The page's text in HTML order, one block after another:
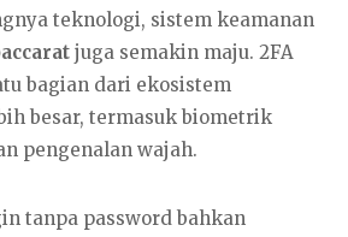
teknologi, sistem keamanan
juga semakin maju. 2FA
bagian dari ekosistem
besar, termasuk biometrik
pengenalan wajah.
tanpa password bahkan